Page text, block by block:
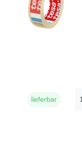
lieferbar